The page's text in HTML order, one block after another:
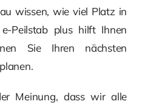
wissen, wie viel Platz in
Peilstab plus hilft Ihnen
Sie Ihren nächsten
Meinung, dass wir alle